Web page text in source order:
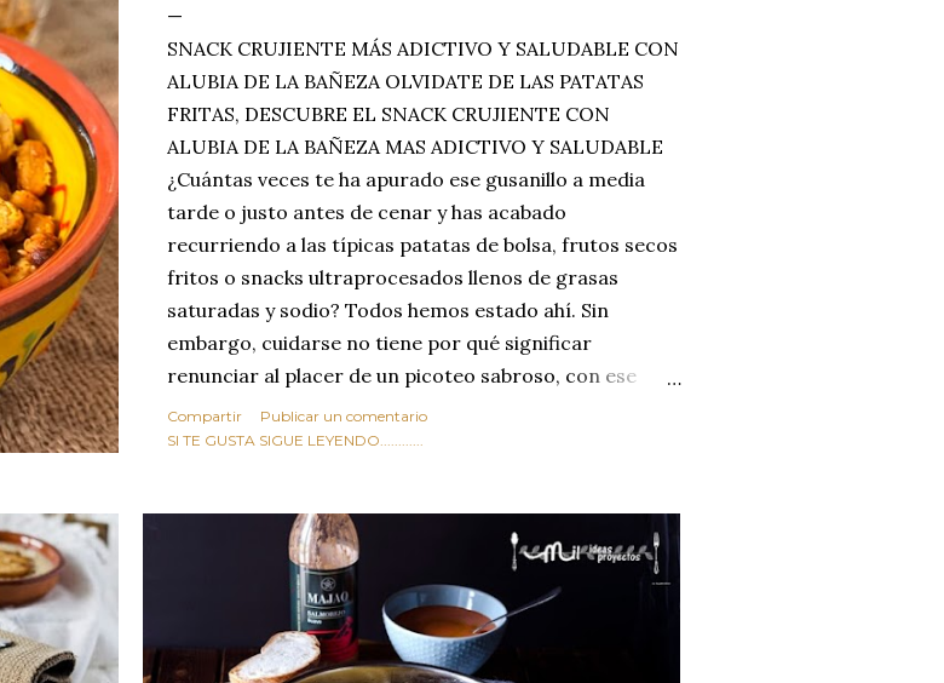
SNACK CRUJIENTE MÁS ADICTIVO Y SALUDABLE CON
ALUBIA DE LA BAÑEZA OLVIDATE DE LAS PATATAS
FRITAS, DESCUBRE EL SNACK CRUJIENTE CON
ALUBIA DE LA BAÑEZA MAS ADICTIVO Y SALUDABLE
¿Cuántas veces te ha apurado ese gusanillo a media
tarde o justo antes de cenar y has acabado
recurriendo a las típicas patatas de bolsa, frutos secos
fritos o snacks ultraprocesados llenos de grasas
saturadas y sodio? Todos hemos estado ahí. Sin
embargo, cuidarse no tiene por qué significar
renunciar al placer de un picoteo sabroso, con ese
toque tostado y crujiente que tanto nos satisface.
Estas alubias crujientes al horno van a cambiar por
tradicionales y copiosos de invierno. Con esta receta
simple pero revolucionaria, transformaremos un
ingrediente tan humilde como la alubia de La Bañeza
en un snack ligero, dorado, cargado de proteína y
100% natural. Es el sustituto perfecto a los frutos se...
Compartir
Publicar un comentario
SI TE GUSTA SIGUE LEYENDO............